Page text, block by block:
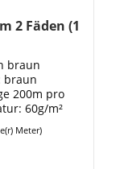
2 Fäden (1
braun
braun
200m pro
60g/m²
Meter)